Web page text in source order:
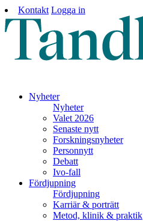
Kontakt Logga in
Nyheter
Nyheter
Valet 2026
Senaste nytt
Forskningsnyheter
Personnytt
Debatt
Ivo-fall
Fördjupning
Fördjupning
Karriär & porträtt
Metod, klinik & praktik